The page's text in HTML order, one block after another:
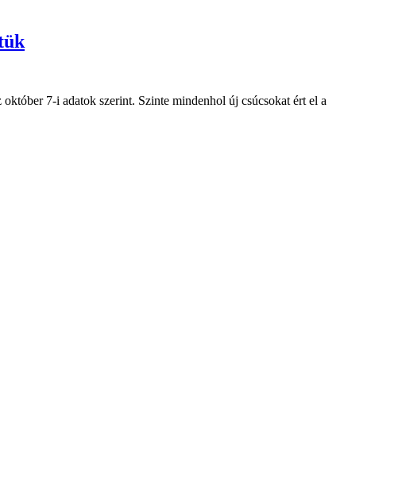
7-i adatok szerint. Szinte mindenhol új csúcsokat ért el a